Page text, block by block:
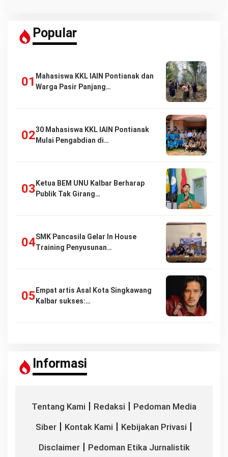
Popular
Mahasiswa KKL IAIN Pontianak dan
Warga Pasir Panjang…
30 Mahasiswa KKL IAIN Pontianak
Mulai Pengabdian di…
Ketua BEM UNU Kalbar Berharap
Publik Tak Girang…
SMK Pancasila Gelar In House
Training Penyusunan…
Empat artis Asal Kota Singkawang
Kalbar sukses:…
Informasi
Tentang Kami | Redaksi | Pedoman Media
Siber | Kontak Kami | Kebijakan Privasi |
Disclaimer| Pedoman Etika Jurnalistik